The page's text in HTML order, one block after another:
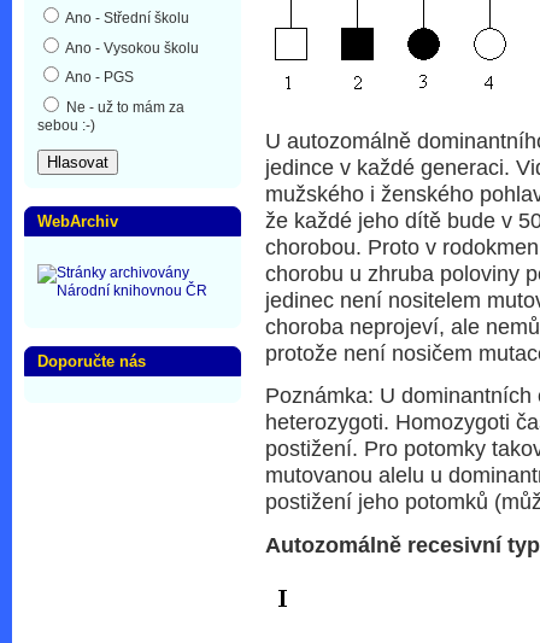
U autozomálně
jedince v každé generaci.
mužského i ženského
že každé jeho dítě bude v
chorobou. Proto v
chorobu u zhruba poloviny
jedinec není nositelem
choroba neprojeví, ale
protože není nosičem
Poznámka: U
heterozygoti. Homozygoti
postižení. Pro potomky
mutovanou alelu u
postižení jeho potomků
Autozomálně recesivní
Ano - Střední školu
Ano - Vysokou školu
Ano - PGS
Ne - už to mám za
sebou :-)
WebArchiv
Doporučte nás